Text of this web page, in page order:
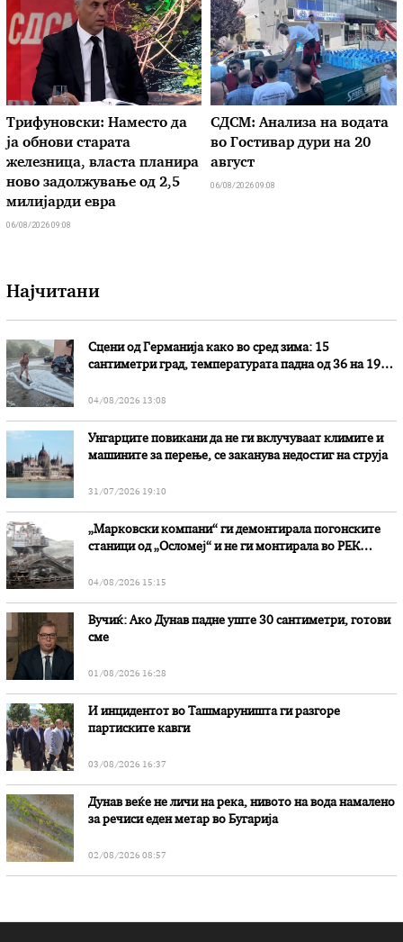
Трифуновски: Наместо да
ја обнови старата
железница, власта планира
ново задолжување од 2,5
милијарди евра
06/08/2026 09:08
СДСМ: Анализа на водата
во Гостивар дури на 20
август
06/08/2026 09:08
Најчитани
Сцени од Германија како во сред зима: 15
сантиметри град, температурата падна од 36 на 19
04/08/2026 13:08
Унгарците повикани да не ги вклучуваат климите и
машините за перење, се заканува недостиг на струја
31/07/2026 19:10
„Марковски компани“ ги демонтирала погонските
станици од „Осломеј“ и не ги монтирала во РЕК
04/08/2026 15:15
Вучиќ: Ако Дунав падне уште 30 сантиметри, готови
сме
01/08/2026 16:28
И инцидентот во Ташмаруништa ги разгоре
партиските кавги
03/08/2026 16:37
Дунав веќе не личи на река, нивото на вода намалено
за речиси еден метар во Бугарија
02/08/2026 08:57